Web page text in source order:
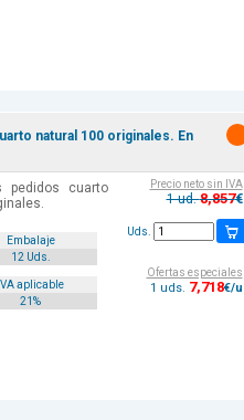
natural 100 originales. En
pedidos cuarto
Embalaje
12 Uds.
IVA aplicable
21%
Precio neto sin IVA
1 ud.8,857€
Uds.
Ofertas especiales
1 uds. 7,718€/u